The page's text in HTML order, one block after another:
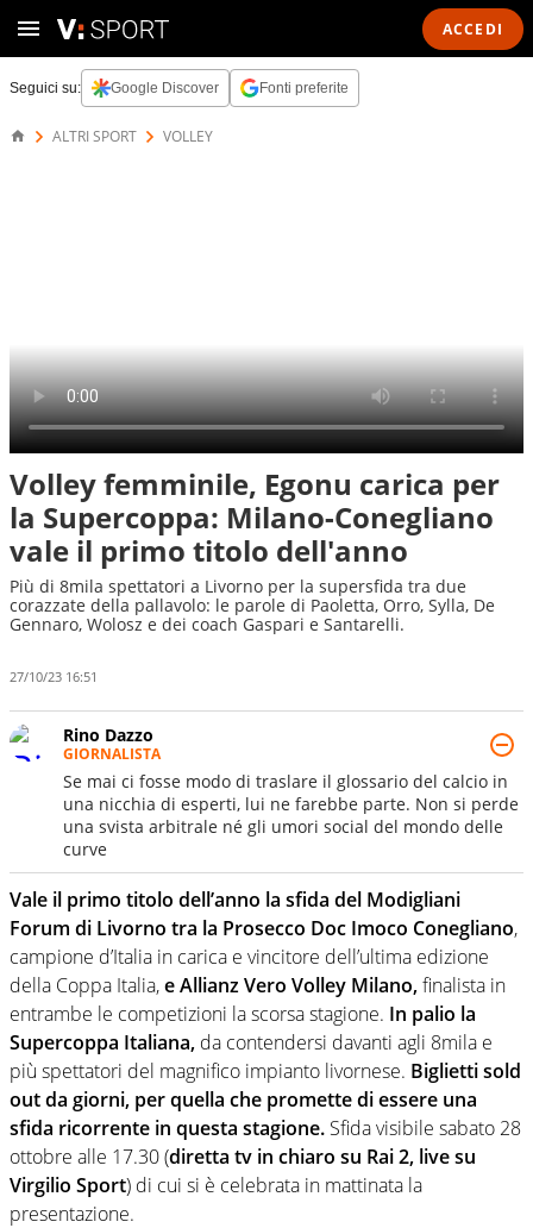
ACCEDI
Seguici su: Google Discover Fonti preferite
ALTRI SPORT VOLLEY
Volley femminile, Egonu carica per
la Supercoppa: Milano-Conegliano
vale il primo titolo dell'anno
Più di 8mila spettatori a Livorno per la supersfida tra due
corazzate della pallavolo: le parole di Paoletta, Orro, Sylla, De
Gennaro, Wolosz e dei coach Gaspari e Santarelli.
27/10/23 16:51
Rino Dazzo
GIORNALISTA
Se mai ci fosse modo di traslare il glossario del calcio in
una nicchia di esperti, lui ne farebbe parte. Non si perde
una svista arbitrale né gli umori social del mondo delle
curve
Vale il primo titolo dell’anno la sfida del Modigliani
Forum di Livorno tra la Prosecco Doc Imoco Conegliano,
campione d’Italia in carica e vincitore dell’ultima edizione
della Coppa Italia,e Allianz Vero Volley Milano,finalista in
entrambe le competizioni la scorsa stagione. In palio la
Supercoppa Italiana, da contendersi davanti agli 8mila e
più spettatori del magnifico impianto livornese. Biglietti sold
out da giorni, per quella che promette di essere una
sfida ricorrente in questa stagione. Sfida visibile sabato 28
ottobre alle 17.30 (diretta tv in chiaro su Rai 2, live su
Virgilio Sport) di cui si è celebrata in mattinata la
presentazione.